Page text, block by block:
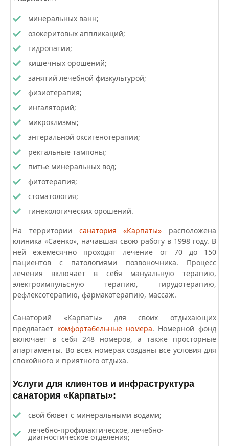
минеральных ванн;
озокеритовых аппликаций;
гидропатии;
кишечных орошений;
занятий лечебной физкультурой;
физиотерапия;
ингаляторий;
микроклизмы;
энтеральной оксигенотерапии;
ректальные тампоны;
питье минеральных вод;
фитотерапия;
стоматология;
гинекологических орошений.
На территории санатория «Карпаты» расположена
клиника «Саенко», начавшая свою работу в 1998 году. В
ней ежемесячно проходят лечение от 70 до 150
пациентов с патологиями позвоночника. Процесс
лечения включает в себя мануальную терапию,
электроимпульсную терапию, гирудотерапию,
рефлексотерапию, фармакотерапию, массаж.
Санаторий «Карпаты»для своих отдыхающих
предлагает комфортабельные номера. Номерной фонд
включает в себя 248 номеров, а также просторные
апартаменты. Во всех номерах созданы все условия для
спокойного и приятного отдыха.
Услуги для клиентов и инфраструктура
санатория «Карпаты»:
свой бювет с минеральными водами;
лечебно-профилактическое, лечебно-
диагностическое отделения;